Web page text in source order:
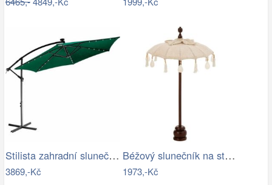
Stilista zahradní slunečník 350 cm…
3869,-Kč
Béžový slunečník na stůl s třásněmi a…
1973,-Kč